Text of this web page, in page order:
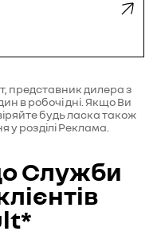
представник дилера з
в робочі дні. Якщо Ви
будь ласка також
розділі Реклама.
Служби